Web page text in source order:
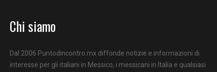
Chi siamo
Dal 2006 Puntodincontro.mx diffonde notizie e informazioni di
interesse per gli italiani in Messico, i messicani in Italia e qualsiasi